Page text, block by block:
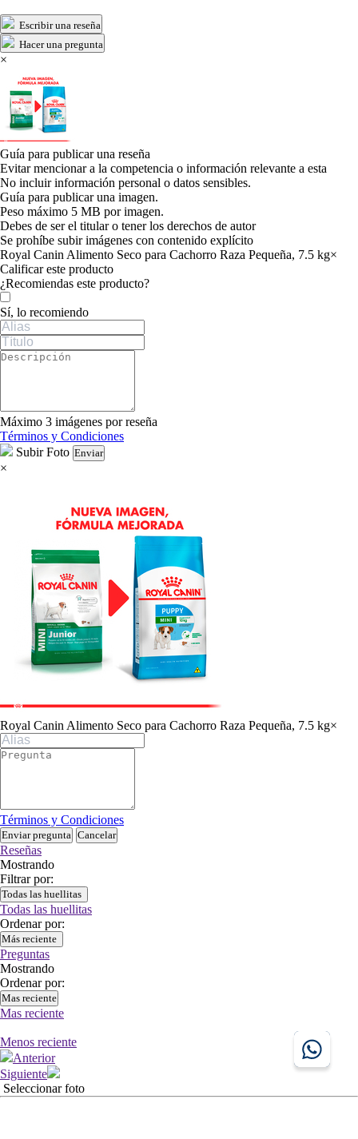
Escribir una reseña
Hacer una pregunta
×
Guía para publicar una reseña
Evitar mencionar a la competencia o información relevante a esta
No incluir información personal o datos sensibles.
Guía para publicar una imagen.
Peso máximo 5 MB por imagen.
Debes de ser el titular o tener los derechos de autor
Se prohíbe subir imágenes con contenido explícito
Royal Canin Alimento Seco para Cachorro Raza Pequeña, 7.5 kg×
Calificar este producto
Tu valoración
¿Recomiendas este producto?
Sí, lo recomiendo
Máximo 3 imágenes por reseña
Términos y Condiciones
Subir Foto Enviar
×
Royal Canin Alimento Seco para Cachorro Raza Pequeña, 7.5 kg×
Términos y Condiciones
Enviar pregunta Cancelar
Reseñas
Mostrando
Filtrar por:
Todas las huellitas
Todas las huellitas
Ordenar por:
Más reciente
Preguntas
Mostrando
Ordenar por:
Mas reciente
Mas reciente
Menos reciente
Anterior
Siguiente
Seleccionar foto